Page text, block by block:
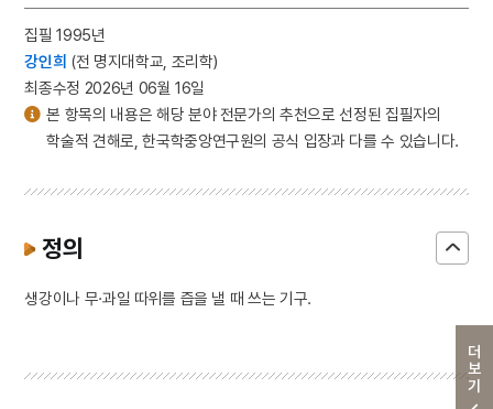
더보기
집필 1995년
강인희 (전 명지대학교, 조리학)
최종수정 2026년 06월 16일
본 항목의 내용은 해당 분야 전문가의 추천으로 선정된 집필자의
학술적 견해로, 한국학중앙연구원의 공식 입장과 다를 수 있습니다.
정의
생강이나 무·과일 따위를 즙을 낼 때 쓰는 기구.